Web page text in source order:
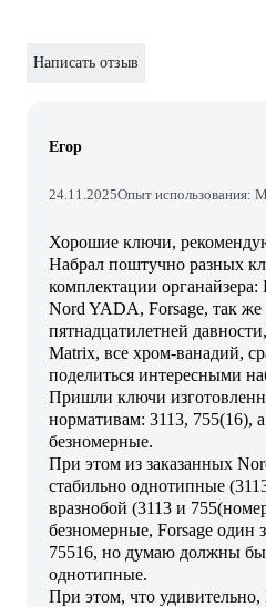
Написать отзыв
Егор
24.11.2025Опыт использования:
Хорошие ключи,
Набрал поштучно разных
комплектации органайзера:
Nord YADA, Forsage, так же
пятнадцатилетней
Matrix, все хром-ванадий,
поделиться интересными
Пришли ключи
нормативам: 3113, 755(16),
безномерные.
При этом из заказанных
стабильно однотипные
вразнобой (3113 и
безномерные, Forsage один
75516, но думаю должны
однотипные.
При этом, что